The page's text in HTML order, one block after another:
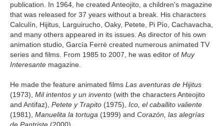
publication. In 1964, he created Anteojito, a children's magazine
that was released for 37 years without a break. His characters
Calculín, Hijitus, Larguirucho, Oaky, Petete, Pi Pío, Cachavacha,
and many others appeared in its issues. As director of his own
animation studio, García Ferré created numerous animated TV
series and films. From 1985 to 2007, he was editor of Muy
Interesante magazine.
He made the feature animated films Las aventuras de Hijitus
(1973), Mil intentos y un invento (with the characters Anteojito
and Antifaz), Petete y Trapito (1975), Ico, el caballito valiente
(1981), Manuelita la tortuga (1999) and Corazón, las alegrías